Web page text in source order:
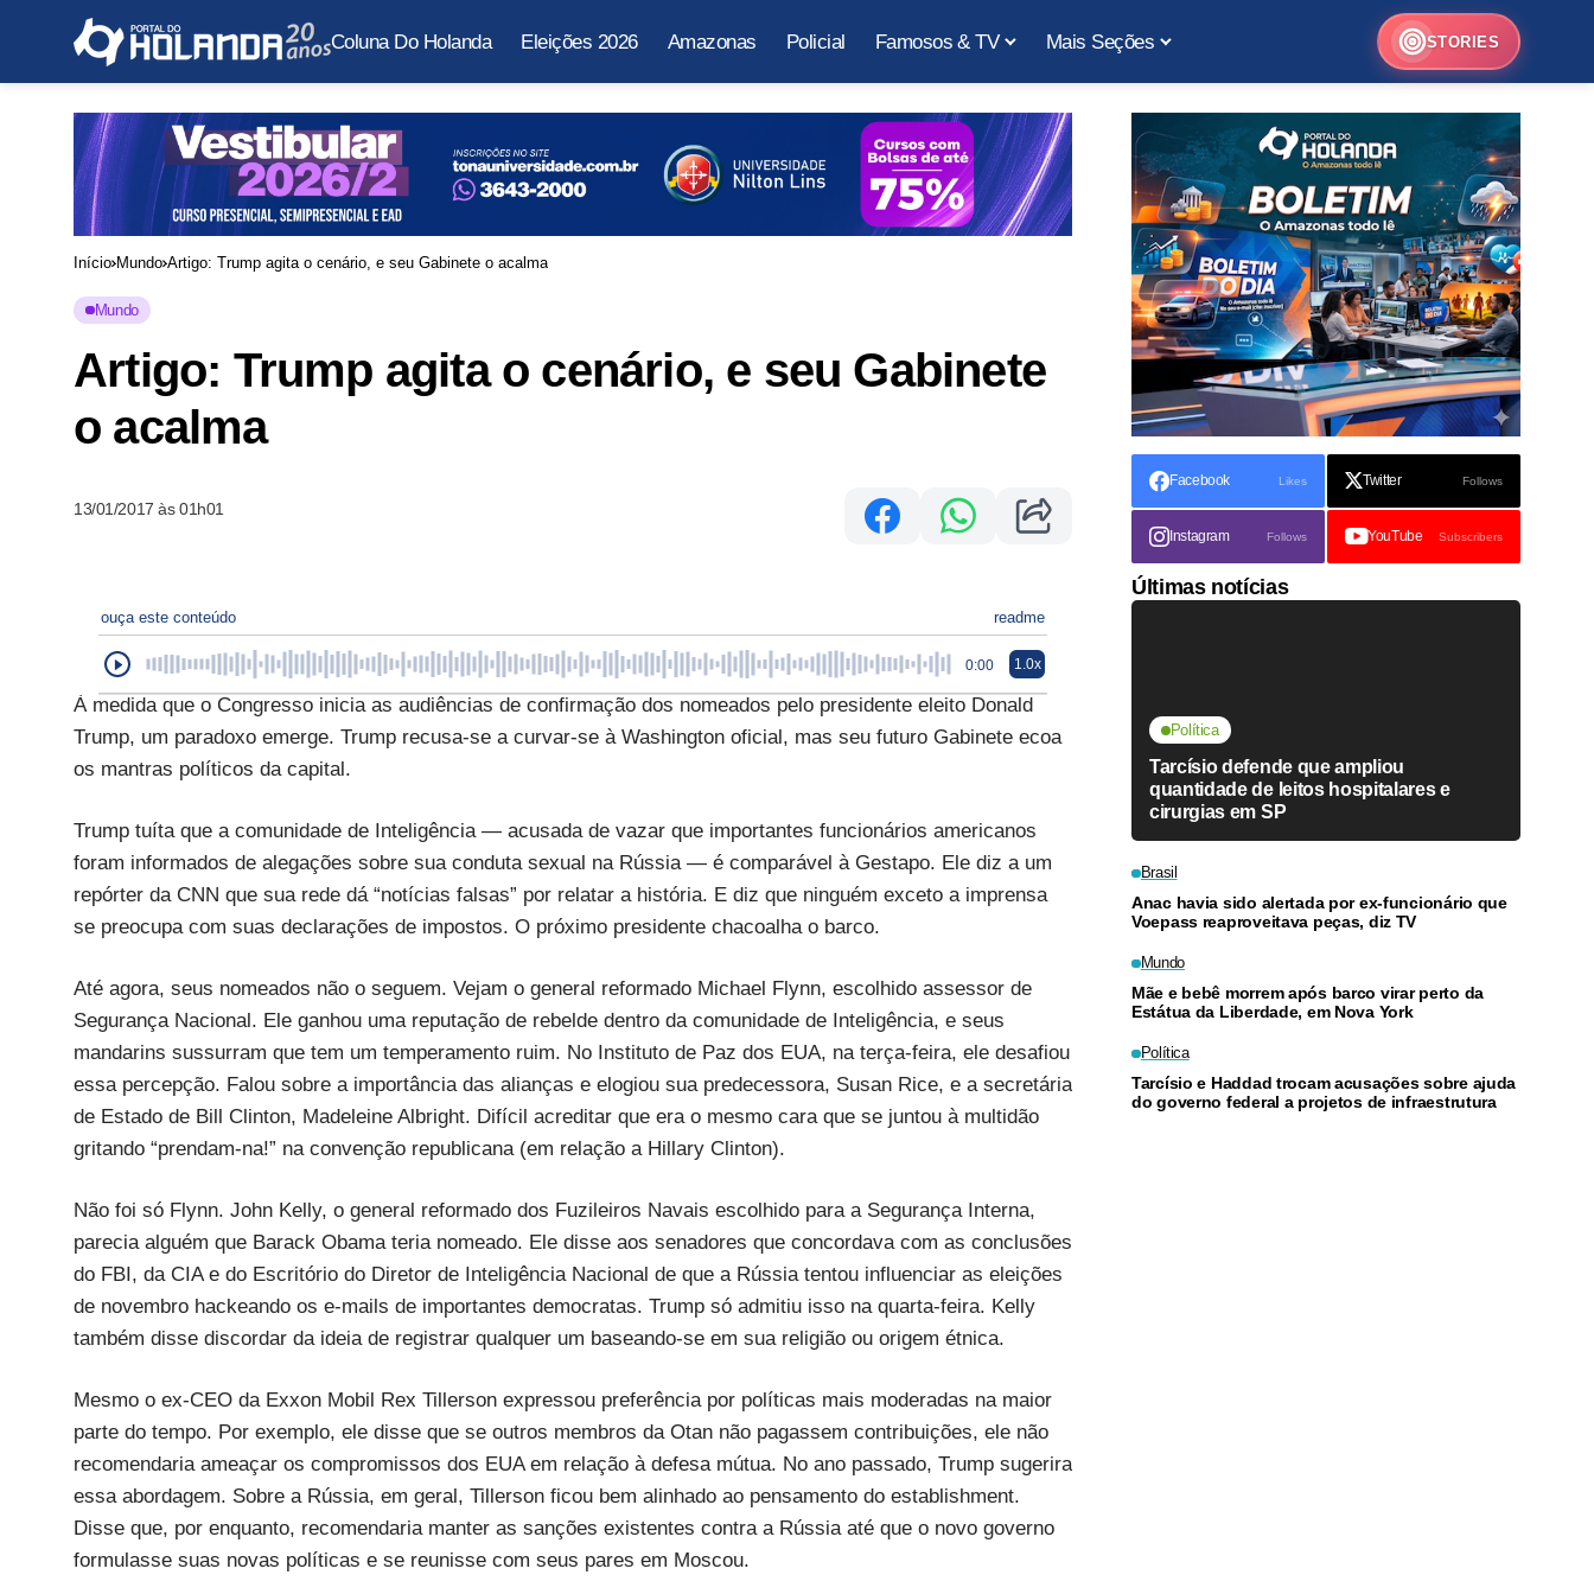
Coluna Do Holanda Eleições 2026 Amazonas Policial Famosos & TV Mais Seções STORIES
Início Mundo Artigo: Trump agita o cenário, e seu Gabinete o acalma
Mundo
Artigo: Trump agita o cenário, e seu Gabinete
o acalma
13/01/2017 às 01h01
ouça este conteúdo readme
0:00 1.0x
À medida que o Congresso inicia as audiências de confirmação dos nomeados pelo presidente eleito Donald
Trump, um paradoxo emerge. Trump recusa-se a curvar-se à Washington oficial, mas seu futuro Gabinete ecoa
os mantras políticos da capital.
Trump tuíta que a comunidade de Inteligência — acusada de vazar que importantes funcionários americanos
foram informados de alegações sobre sua conduta sexual na Rússia — é comparável à Gestapo. Ele diz a um
repórter da CNN que sua rede dá “notícias falsas” por relatar a história. E diz que ninguém exceto a imprensa
se preocupa com suas declarações de impostos. O próximo presidente chacoalha o barco.
Até agora, seus nomeados não o seguem. Vejam o general reformado Michael Flynn, escolhido assessor de
Segurança Nacional. Ele ganhou uma reputação de rebelde dentro da comunidade de Inteligência, e seus
mandarins sussurram que tem um temperamento ruim. No Instituto de Paz dos EUA, na terça-feira, ele desafiou
essa percepção. Falou sobre a importância das alianças e elogiou sua predecessora, Susan Rice, e a secretária
de Estado de Bill Clinton, Madeleine Albright. Difícil acreditar que era o mesmo cara que se juntou à multidão
gritando “prendam-na!” na convenção republicana (em relação a Hillary Clinton).
Não foi só Flynn. John Kelly, o general reformado dos Fuzileiros Navais escolhido para a Segurança Interna,
parecia alguém que Barack Obama teria nomeado. Ele disse aos senadores que concordava com as conclusões
do FBI, da CIA e do Escritório do Diretor de Inteligência Nacional de que a Rússia tentou influenciar as eleições
de novembro hackeando os e-mails de importantes democratas. Trump só admitiu isso na quarta-feira. Kelly
também disse discordar da ideia de registrar qualquer um baseando-se em sua religião ou origem étnica.
Mesmo o ex-CEO da Exxon Mobil Rex Tillerson expressou preferência por políticas mais moderadas na maior
parte do tempo. Por exemplo, ele disse que se outros membros da Otan não pagassem contribuições, ele não
recomendaria ameaçar os compromissos dos EUA em relação à defesa mútua. No ano passado, Trump sugerira
essa abordagem. Sobre a Rússia, em geral, Tillerson ficou bem alinhado ao pensamento do establishment.
Disse que, por enquanto, recomendaria manter as sanções existentes contra a Rússia até que o novo governo
formulasse suas novas políticas e se reunisse com seus pares em Moscou.
Facebook Likes Twitter Follows
Instagram Follows YouTube Subscribers
Últimas notícias
Política
Tarcísio defende que ampliou
quantidade de leitos hospitalares e
cirurgias em SP
Brasil
Anac havia sido alertada por ex-funcionário que
Voepass reaproveitava peças, diz TV
Mundo
Mãe e bebê morrem após barco virar perto da
Estátua da Liberdade, em Nova York
Política
Tarcísio e Haddad trocam acusações sobre ajuda
do governo federal a projetos de infraestrutura